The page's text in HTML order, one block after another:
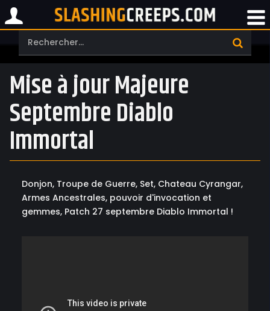
Mise à jour Majeure
Septembre Diablo
Immortal
Donjon, Troupe de Guerre, Set, Chateau Cyrangar,
Armes Ancestrales, pouvoir d'invocation et
gemmes, Patch 27 septembre Diablo Immortal !